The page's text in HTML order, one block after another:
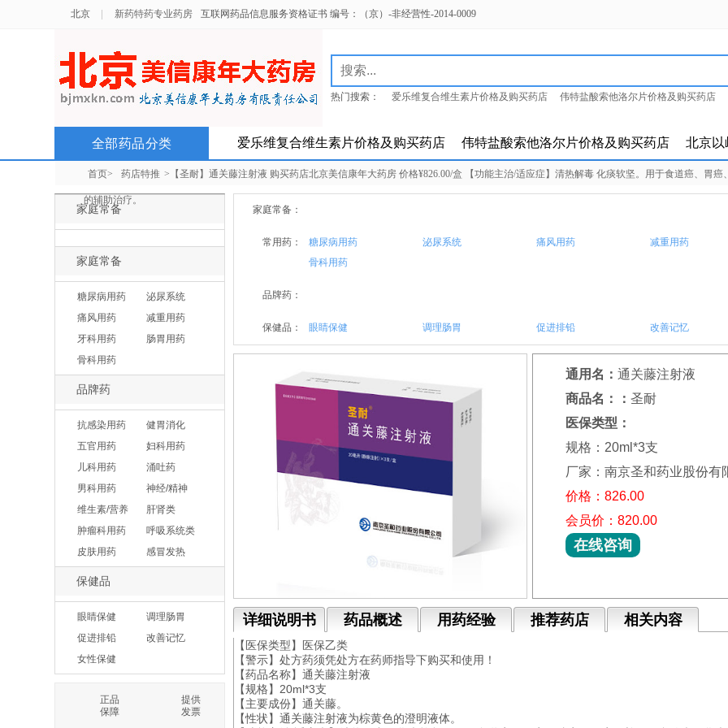
北京 新药特药专业药房 互联网药品信息服务资格证书 编号：（京）-非经营性-2014-0009
热门搜索： 爱乐维复合维生素片价格及购买药店
伟特盐酸索他洛尔片价格及购买药店
全部药品分类 爱乐维复合维生素片价格及购买药店 伟特盐酸索他洛尔片价格及购买药店 北京以
首页> 药店特推 >【圣耐】通关藤注射液 购买药店北京美信康年大药房 价格¥826.00/盒 【功能主治/适应症】清热解毒 化痰软坚。用于食道癌、胃
的辅助治疗。
家庭常备
家庭常备
糖尿病用药
泌尿系统
痛风用药
减重用药
牙科用药
肠胃用药
骨科用药
品牌药
抗感染用药
健胃消化
五官用药
妇科用药
儿科用药
涌吐药
男科用药
神经/精神
维生素/营养
肝肾类
肿瘤科用药
呼吸系统类
皮肤用药
感冒发热
保健品
眼睛保健
调理肠胃
促进排铅
改善记忆
女性保健
正品
保障
提供
发票
家庭常备：
常用药： 糖尿病用药 泌尿系统 痛风用药
减重用药
骨科用药
品牌药：
保健品： 眼睛保健 调理肠胃 促进排铅 改善记忆
通用名： 通关藤注射液
商品名：： 圣耐
医保类型：
规格：20ml*3支
厂家：南京圣和药业股份有
价格：826.00
会员价：820.00
在线咨询
详细说明书 药品概述 用药经验 推荐药店 相关内容
【医保类型】医保乙类
【警示】处方药须凭处方在药师指导下购买和使用！
【药品名称】通关藤注射液
【规格】20ml*3支
【主要成份】通关藤。
【性状】通关藤注射液为棕黄色的澄明液体。